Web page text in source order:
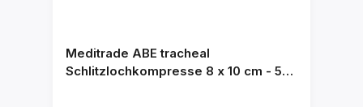
Meditrade ABE tracheal
Schlitzlochkompresse 8 x 10 cm - 50